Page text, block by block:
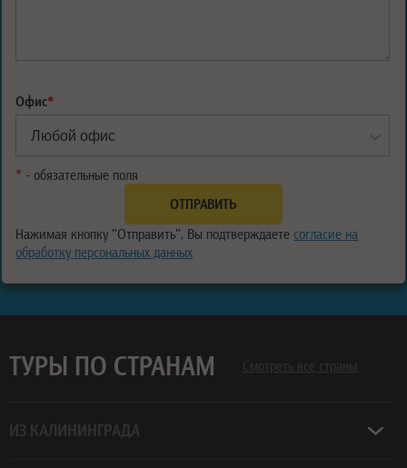
Офис*
* - обязательные поля
Нажимая кнопку "Отправить", Вы подтверждаете согласие на
обработку персональных данных
ТУРЫ ПО СТРАНАМ Смотреть все страны
ИЗ КАЛИНИНГРАДА